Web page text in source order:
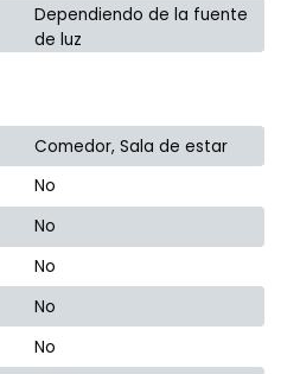
Dependiendo de la fuente
de luz
Comedor, Sala de estar
No
No
No
No
No